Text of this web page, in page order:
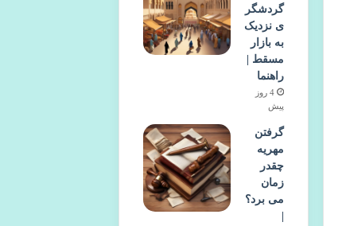
گردشگر
ی نزدیک
به بازار
مسقط |
راهنما
4 روز
پیش
گرفتن
مهریه
چقدر
زمان
می برد؟